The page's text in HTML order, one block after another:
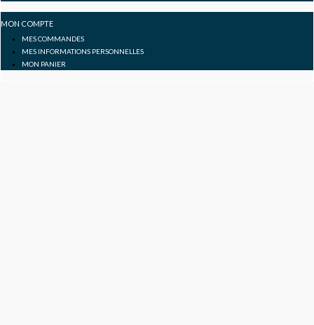
MON COMPTE
MES COMMANDES
MES INFORMATIONS PERSONNELLES
MON PANIER